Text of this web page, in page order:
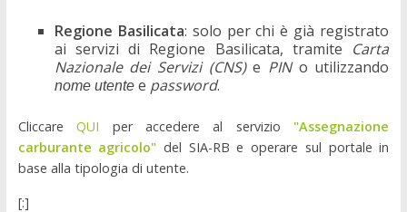
Regione Basilicata: solo per chi è già registrato
ai servizi di Regione Basilicata, tramite Carta
Nazionale dei Servizi (CNS)e PINo utilizzando
nome utentee password.
CliccareQUI per accedere al servizio "Assegnazione
carburante agricolo" del SIA-RB e operare sul portale in
base alla tipologia di utente.
[:]